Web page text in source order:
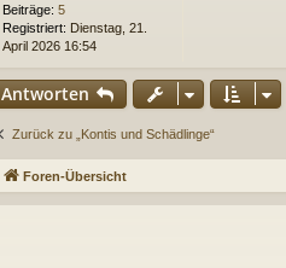
Beiträge: 5
Registriert: Dienstag, 21.
April 2026 16:54
Antworten
Zurück zu „Kontis und Schädlinge“
Foren-Übersicht